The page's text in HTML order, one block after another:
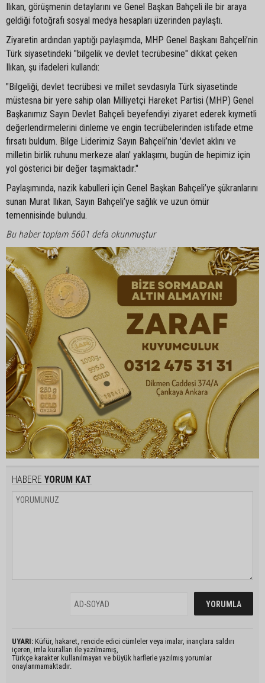
Ilıkan, görüşmenin detaylarını ve Genel Başkan Bahçeli ile bir araya
geldiği fotoğrafı sosyal medya hesapları üzerinden paylaştı.
Ziyaretin ardından yaptığı paylaşımda, MHP Genel Başkanı Bahçeli’nin
Türk siyasetindeki "bilgelik ve devlet tecrübesine" dikkat çeken
Ilıkan, şu ifadeleri kullandı:
"Bilgeliği, devlet tecrübesi ve millet sevdasıyla Türk siyasetinde
müstesna bir yere sahip olan Milliyetçi Hareket Partisi (MHP) Genel
Başkanımız Sayın Devlet Bahçeli beyefendiyi ziyaret ederek kıymetli
değerlendirmelerini dinleme ve engin tecrübelerinden istifade etme
fırsatı buldum. Bilge Liderimiz Sayın Bahçeli’nin 'devlet aklını ve
milletin birlik ruhunu merkeze alan' yaklaşımı, bugün de hepimiz için
yol gösterici bir değer taşımaktadır."
Paylaşımında, nazik kabulleri için Genel Başkan Bahçeli’ye şükranlarını
sunan Murat Ilıkan, Sayın Bahçeli’ye sağlık ve uzun ömür
temennisinde bulundu.
Bu haber toplam 5601 defa okunmuştur
HABERE YORUM KAT
UYARI: Küfür, hakaret, rencide edici cümleler veya imalar, inançlara saldırı
içeren, imla kuralları ile yazılmamış,
Türkçe karakter kullanılmayan ve büyük harflerle yazılmış yorumlar
onaylanmamaktadır.